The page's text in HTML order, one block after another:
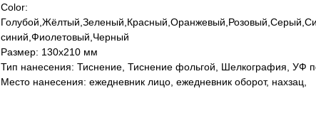
Color:
синий,Фиолетовый,Черный
Размер: 130х210 мм
Тип нанесения: Тиснение, Тиснение фольгой, Шелкография, УФ
Место нанесения: ежедневник лицо, ежедневник оборот, нахзац,